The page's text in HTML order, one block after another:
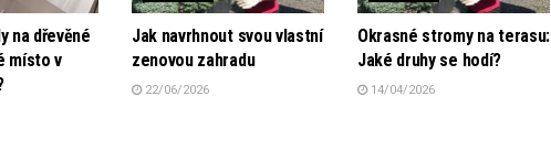
na dřevěné
místo v
Jak navrhnout svou vlastní
zenovou zahradu
22/06/2026
Okrasné stromy na terasu:
Jaké druhy se hodí?
14/04/2026